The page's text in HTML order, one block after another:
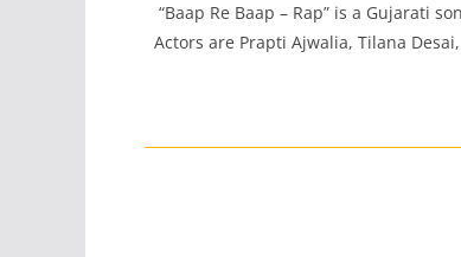
“Baap Re Baap – Rap” is a Gujarati
Actors are Prapti Ajwalia, Tilana